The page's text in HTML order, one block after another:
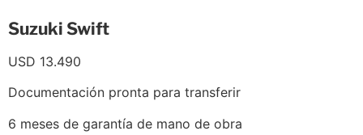
Suzuki Swift
USD 13.490
Documentación pronta para transferir
6 meses de garantía de mano de obra